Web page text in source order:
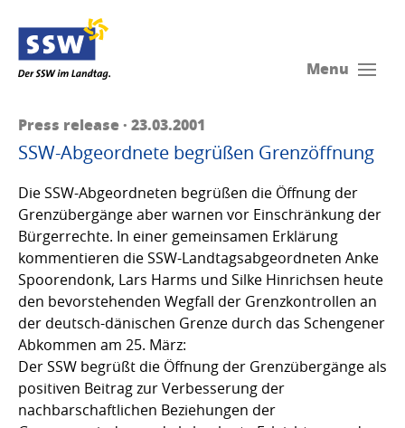
Menu
Press release · 23.03.2001
SSW-Abgeordnete begrüßen Grenzöffnung
Die SSW-Abgeordneten begrüßen die Öffnung der
Grenzübergänge aber warnen vor Einschränkung der
Bürgerrechte. In einer gemeinsamen Erklärung
kommentieren die SSW-Landtagsabgeordneten Anke
Spoorendonk, Lars Harms und Silke Hinrichsen heute
den bevorstehenden Wegfall der Grenzkontrollen an
der deutsch-dänischen Grenze durch das Schengener
Abkommen am 25. März:
Der SSW begrüßt die Öffnung der Grenzübergänge als
positiven Beitrag zur Verbesserung der
nachbarschaftlichen Beziehungen der